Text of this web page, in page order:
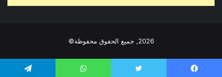
2026, جميع الحقوق محفوظة©